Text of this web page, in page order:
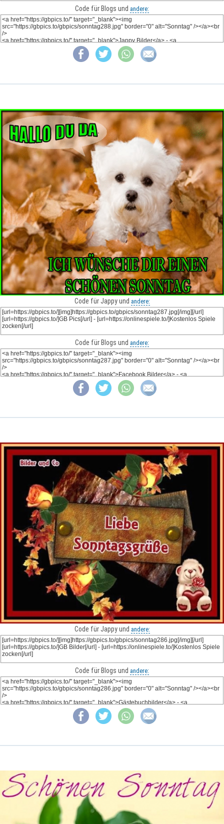
Code für Blogs und andere:
Code für Jappy und andere:
Code für Blogs und andere:
Code für Jappy und andere:
Code für Blogs und andere: